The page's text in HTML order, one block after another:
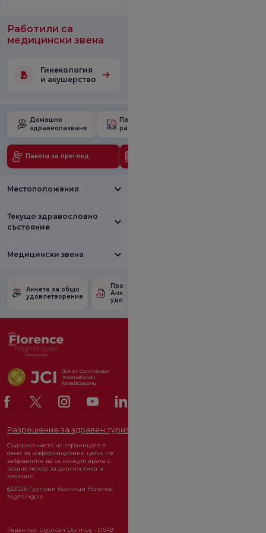
Работили са
медицински звена
Гинекология
и акушерство
Домашно
здравеопазване
Пакет за
раждане
Пакети за преглед
Местоположения
Текущо здравословно
състояние
Медицински звена
Анкета за общо
удовлетворение
Проверете
Анкетата за
удовлетвореност.
Разрешение за здравен туризъм
Съдържанието на страницата е
само за информационни цели. Не
забравяйте да се консултирате с
вашия лекар за диагностика и
лечение.
@2026 Групови болници Florence
Nightingale
Редактор: Uğurcan Durmuş - 0 549